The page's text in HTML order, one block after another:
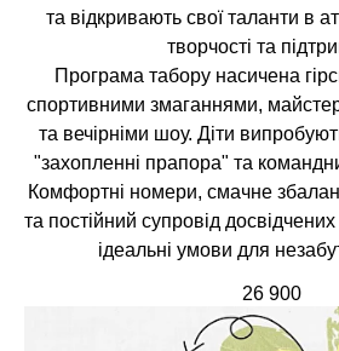
та відкривають свої таланти в
творчості та
Програма табору насичена
спортивними змаганнями,
та вечірніми шоу. Діти
"захопленні прапора" та
Комфортні номери, смачне
та постійний супровід
ідеальні умови для
26 900